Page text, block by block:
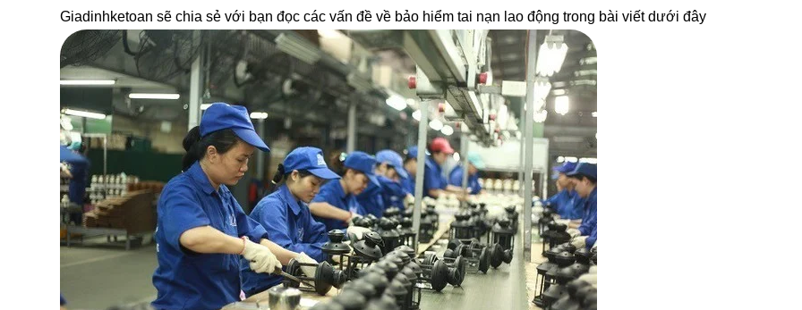
Giadinhketoan sẽ chia sẻ với bạn đọc các vấn đề về bảo hiểm tai nạn lao động trong bài viết dưới đây